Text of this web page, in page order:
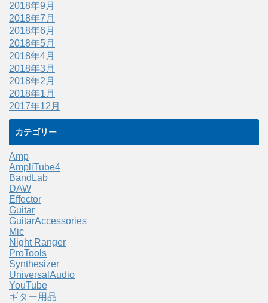
2018年9月
2018年7月
2018年6月
2018年5月
2018年4月
2018年3月
2018年2月
2018年1月
2017年12月
カテゴリー
Amp
AmpliTube4
BandLab
DAW
Effector
Guitar
GuitarAccessories
Mic
Night Ranger
ProTools
Synthesizer
UniversalAudio
YouTube
ギター用品